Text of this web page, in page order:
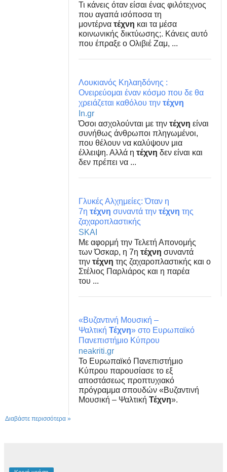
Τι κάνεις όταν είσαι ένας φιλότεχνος
που αγαπά ισόποσα τη
μοντέρνατέχνη και τα μέσα
κοινωνικής δικτύωσης;. Κάνεις αυτό
που έπραξε ο Ολιβιέ Ζαμ, ...
Λουκιανός Κηλαηδόνης :
Ονειρεύομαι έναν κόσμο που δε θα
χρειάζεται καθόλου τηντέχνη
In.gr
Όσοι ασχολούνται με τηντέχνη είναι
συνήθως άνθρωποι πληγωμένοι,
που θέλουν να καλύψουν μια
έλλειψη. Αλλά ητέχνη δεν είναι και
δεν πρέπει να ...
Γλυκές Αλχημείες: Όταν η
7ητέχνη συναντά τηντέχνη της
ζαχαροπλαστικής
SKAI
Με αφορμή την Τελετή Απονομής
των Όσκαρ, η 7ητέχνη συναντά
τηντέχνη της ζαχαροπλαστικής και ο
Στέλιος Παρλιάρος και η παρέα
του ...
«Βυζαντινή Μουσική –
ΨαλτικήΤέχνη» στο Ευρωπαϊκό
Πανεπιστήμιο Κύπρου
neakriti.gr
Το Ευρωπαϊκό Πανεπιστήμιο
Κύπρου παρουσίασε το εξ
αποστάσεως προπτυχιακό
πρόγραμμα σπουδών «Βυζαντινή
Μουσική – ΨαλτικήΤέχνη».
Διαβάστε περισσότερα »